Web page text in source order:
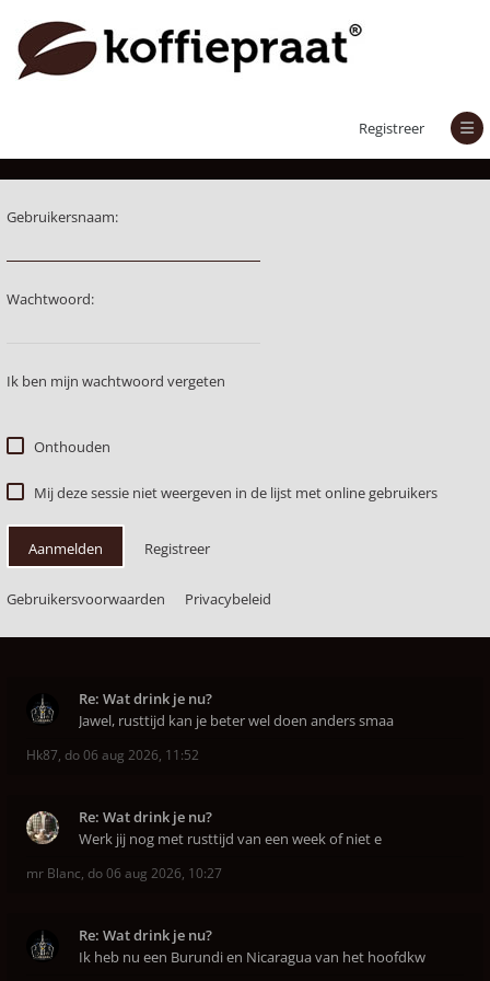
Registreer
Gebruikersnaam:
Wachtwoord:
Ik ben mijn wachtwoord vergeten
Onthouden
Mij deze sessie niet weergeven in de lijst met online gebruikers
Aanmelden Registreer
Gebruikersvoorwaarden Privacybeleid
Re: Wat drink je nu?
Jawel, rusttijd kan je beter wel doen anders smaa
Hk87, do 06 aug 2026, 11:52
Re: Wat drink je nu?
Werk jij nog met rusttijd van een week of niet e
mr Blanc, do 06 aug 2026, 10:27
Re: Wat drink je nu?
Ik heb nu een Burundi en Nicaragua van het hoofdkw